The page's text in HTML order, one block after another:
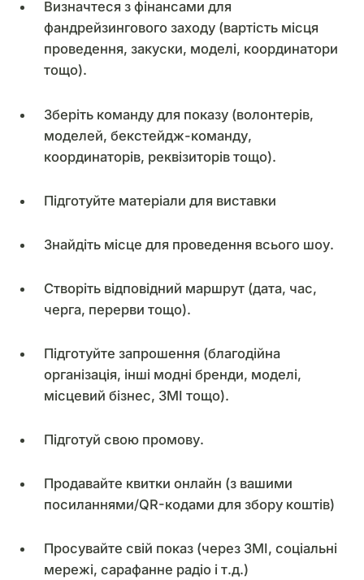
Визначтеся з фінансами для
фандрейзингового заходу (вартість місця
проведення, закуски, моделі, координатори
тощо).
Зберіть команду для показу (волонтерів,
моделей, бекстейдж-команду,
координаторів, реквізиторів тощо).
Підготуйте матеріали для виставки
Знайдіть місце для проведення всього шоу.
Створіть відповідний маршрут (дата, час,
черга, перерви тощо).
Підготуйте запрошення (благодійна
організація, інші модні бренди, моделі,
місцевий бізнес, ЗМІ тощо).
Підготуй свою промову.
Продавайте квитки онлайн (з вашими
посиланнями/QR-кодами для збору коштів)
Просувайте свій показ (через ЗМІ, соціальні
мережі, сарафанне радіо і т.д.)